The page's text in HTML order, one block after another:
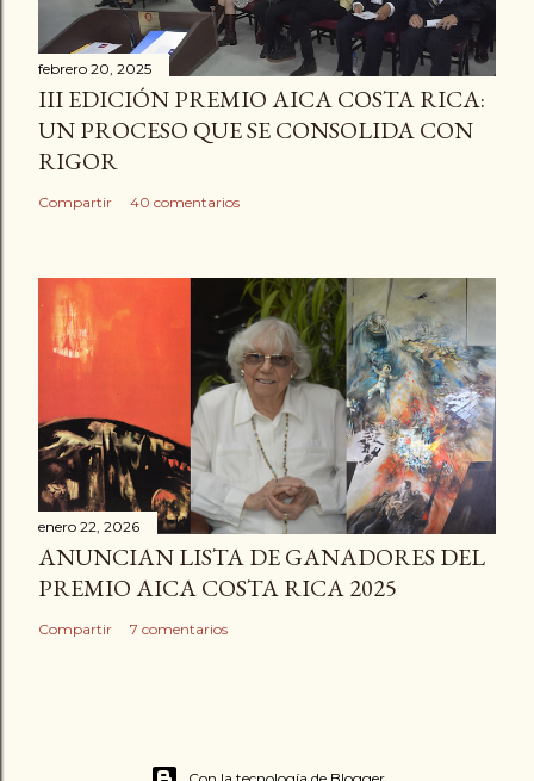
febrero 20, 2025
III EDICIÓN PREMIO AICA COSTA RICA:
UN PROCESO QUE SE CONSOLIDA CON
RIGOR
Compartir 40 comentarios
enero 22, 2026
ANUNCIAN LISTA DE GANADORES DEL
PREMIO AICA COSTA RICA 2025
Compartir 7 comentarios